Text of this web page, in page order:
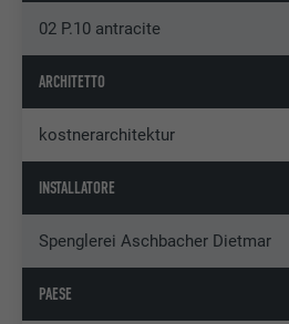
02 P.10 antracite
ARCHITETTO
kostnerarchitektur
INSTALLATORE
Spenglerei Aschbacher Dietmar
PAESE